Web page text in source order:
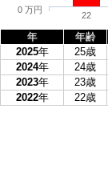
22
0 万円
年 年齢
2025年 25歳
2024年 24歳
2023年 23歳
2022年 22歳